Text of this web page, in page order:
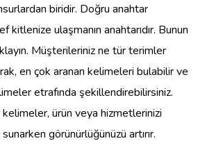
biridir. Doğru anahtar
ulaşmanın anahtarıdır. Bunun
Müşterileriniz ne tür terimler
en çok aranan kelimeleri bulabilir ve
etrafında şekillendirebilirsiniz.
ürün veya hizmetlerinizi
görünürlüğünüzü artırır.